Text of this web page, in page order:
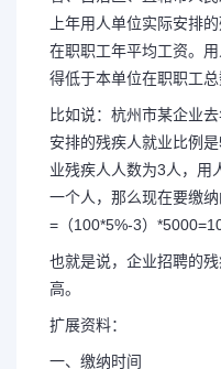
上年用人单位实际安排
在职职工年平均工资。
得低于本单位在职职工总
比如说：杭州市某企业
安排的残疾人就业比例
业残疾人人数为3人，用
一个人，那么现在要缴
=（100*5%-3）
也就是说，企业招聘的
高。
扩展资料：
一、缴纳时间